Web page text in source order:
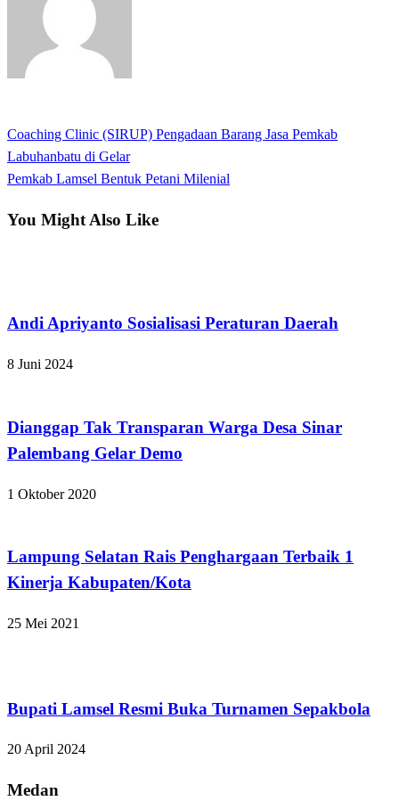
Navigasi
pos
Previous
Post
Coaching Clinic (SIRUP) Pengadaan Barang Jasa Pemkab
Labuhanbatu di Gelar
Next
Pemkab Lamsel Bentuk Petani Milenial
You Might Also Like
Andi Apriyanto Sosialisasi Peraturan Daerah
8 Juni 2024
Dianggap Tak Transparan Warga Desa Sinar
Palembang Gelar Demo
1 Oktober 2020
Lampung Selatan Rais Penghargaan Terbaik 1
Kinerja Kabupaten/Kota
25 Mei 2021
Bupati Lamsel Resmi Buka Turnamen Sepakbola
20 April 2024
Medan